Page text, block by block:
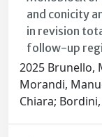
and conicity
in revision
follow-up
2025 Brunello,
Morandi,
Chiara;